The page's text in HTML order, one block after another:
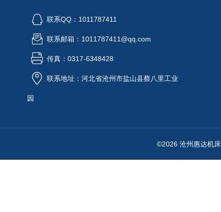
联系QQ：1011787411
联系邮箱：1011787411@qq.com
传真：0317-6348428
联系地址：河北省沧州市盐山县蔡八里工业
园
©2026 沧州惠达机